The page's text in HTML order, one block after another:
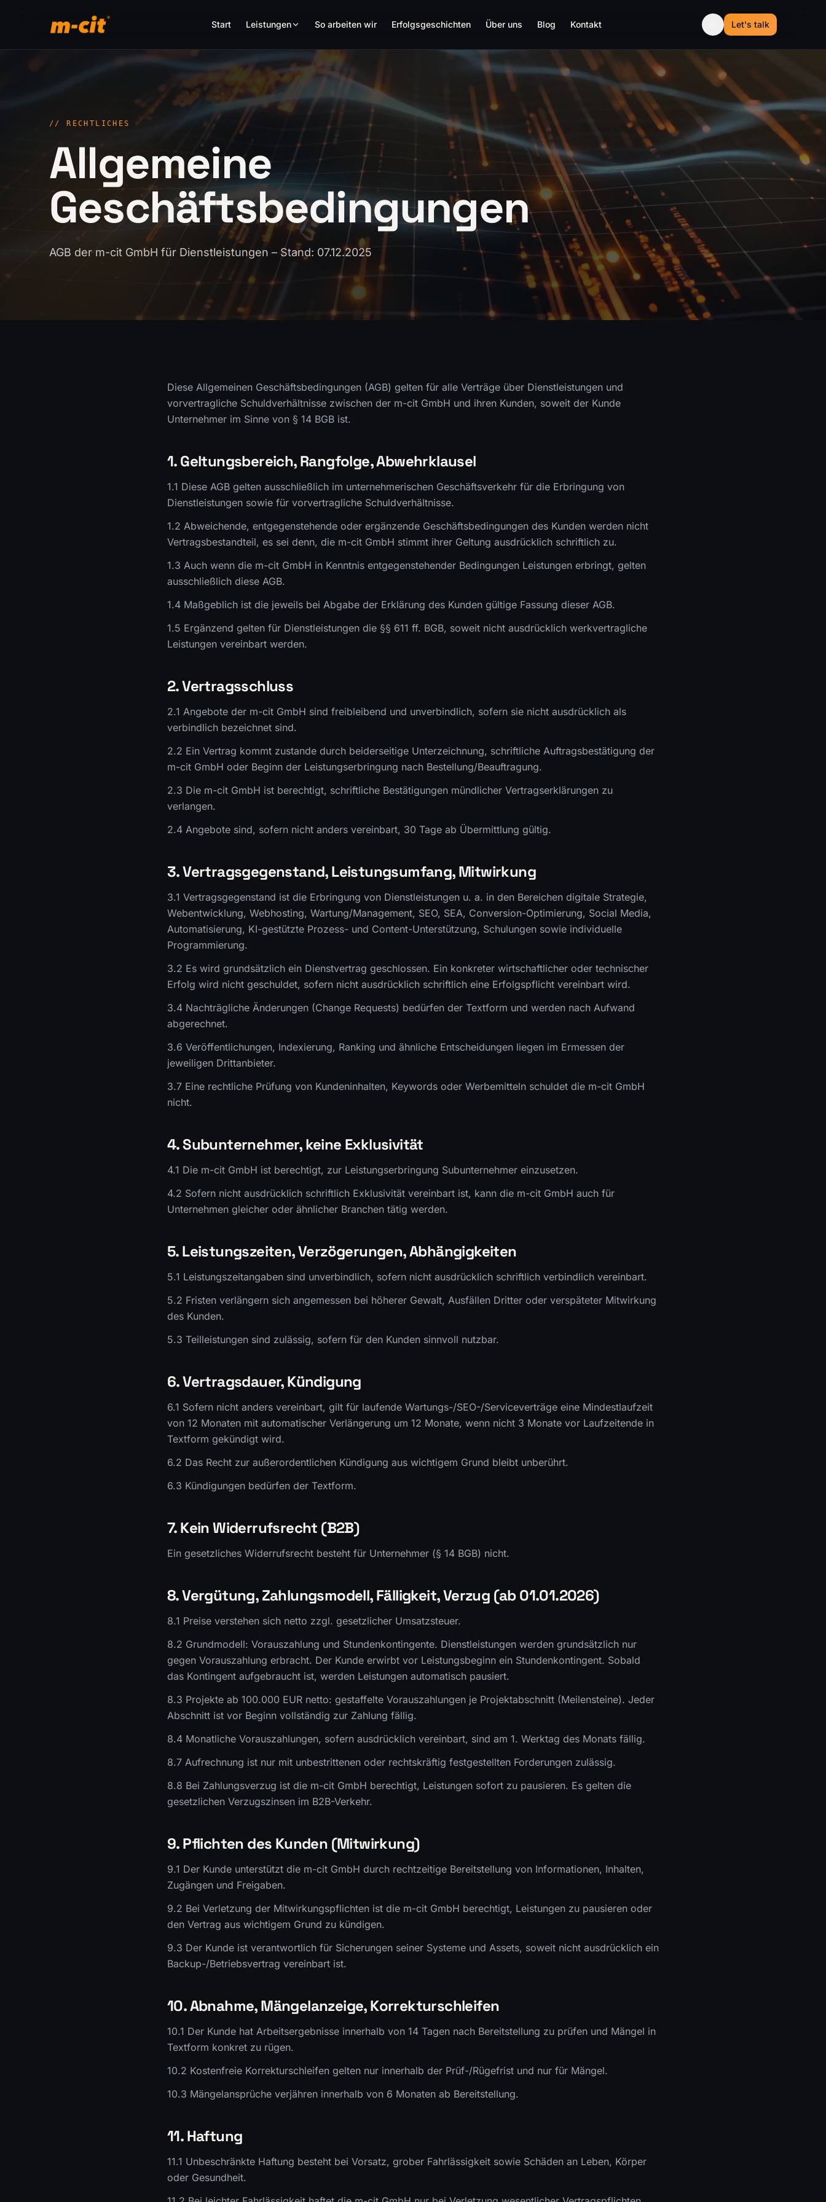
Start Leistungen So arbeiten wir Erfolgsgeschichten Über uns Blog Kontakt Let's talk
// RECHTLICHES
Allgemeine
Geschäftsbedingungen
AGB der m-cit GmbH für Dienstleistungen – Stand: 07.12.2025
Diese Allgemeinen Geschäftsbedingungen (AGB) gelten für alle Verträge über Dienstleistungen und
vorvertragliche Schuldverhältnisse zwischen der m-cit GmbH und ihren Kunden, soweit der Kunde
Unternehmer im Sinne von § 14 BGB ist.
1. Geltungsbereich, Rangfolge, Abwehrklausel
1.1 Diese AGB gelten ausschließlich im unternehmerischen Geschäftsverkehr für die Erbringung von
Dienstleistungen sowie für vorvertragliche Schuldverhältnisse.
1.2 Abweichende, entgegenstehende oder ergänzende Geschäftsbedingungen des Kunden werden nicht
Vertragsbestandteil, es sei denn, die m-cit GmbH stimmt ihrer Geltung ausdrücklich schriftlich zu.
1.3 Auch wenn die m-cit GmbH in Kenntnis entgegenstehender Bedingungen Leistungen erbringt, gelten
ausschließlich diese AGB.
1.4 Maßgeblich ist die jeweils bei Abgabe der Erklärung des Kunden gültige Fassung dieser AGB.
1.5 Ergänzend gelten für Dienstleistungen die §§ 611 ff. BGB, soweit nicht ausdrücklich werkvertragliche
Leistungen vereinbart werden.
2. Vertragsschluss
2.1 Angebote der m-cit GmbH sind freibleibend und unverbindlich, sofern sie nicht ausdrücklich als
verbindlich bezeichnet sind.
2.2 Ein Vertrag kommt zustande durch beiderseitige Unterzeichnung, schriftliche Auftragsbestätigung der
m-cit GmbH oder Beginn der Leistungserbringung nach Bestellung/Beauftragung.
2.3 Die m-cit GmbH ist berechtigt, schriftliche Bestätigungen mündlicher Vertragserklärungen zu
verlangen.
2.4 Angebote sind, sofern nicht anders vereinbart, 30 Tage ab Übermittlung gültig.
3. Vertragsgegenstand, Leistungsumfang, Mitwirkung
3.1 Vertragsgegenstand ist die Erbringung von Dienstleistungen u. a. in den Bereichen digitale Strategie,
Webentwicklung, Webhosting, Wartung/Management, SEO, SEA, Conversion-Optimierung, Social Media,
Automatisierung, KI-gestützte Prozess- und Content-Unterstützung, Schulungen sowie individuelle
Programmierung.
3.2 Es wird grundsätzlich ein Dienstvertrag geschlossen. Ein konkreter wirtschaftlicher oder technischer
Erfolg wird nicht geschuldet, sofern nicht ausdrücklich schriftlich eine Erfolgspflicht vereinbart wird.
3.4 Nachträgliche Änderungen (Change Requests) bedürfen der Textform und werden nach Aufwand
abgerechnet.
3.6 Veröffentlichungen, Indexierung, Ranking und ähnliche Entscheidungen liegen im Ermessen der
jeweiligen Drittanbieter.
3.7 Eine rechtliche Prüfung von Kundeninhalten, Keywords oder Werbemitteln schuldet die m-cit GmbH
nicht.
4. Subunternehmer, keine Exklusivität
4.1 Die m-cit GmbH ist berechtigt, zur Leistungserbringung Subunternehmer einzusetzen.
4.2 Sofern nicht ausdrücklich schriftlich Exklusivität vereinbart ist, kann die m-cit GmbH auch für
Unternehmen gleicher oder ähnlicher Branchen tätig werden.
5. Leistungszeiten, Verzögerungen, Abhängigkeiten
5.1 Leistungszeitangaben sind unverbindlich, sofern nicht ausdrücklich schriftlich verbindlich vereinbart.
5.2 Fristen verlängern sich angemessen bei höherer Gewalt, Ausfällen Dritter oder verspäteter Mitwirkung
des Kunden.
5.3 Teilleistungen sind zulässig, sofern für den Kunden sinnvoll nutzbar.
6. Vertragsdauer, Kündigung
6.1 Sofern nicht anders vereinbart, gilt für laufende Wartungs-/SEO-/Serviceverträge eine Mindestlaufzeit
von 12 Monaten mit automatischer Verlängerung um 12 Monate, wenn nicht 3 Monate vor Laufzeitende in
Textform gekündigt wird.
6.2 Das Recht zur außerordentlichen Kündigung aus wichtigem Grund bleibt unberührt.
6.3 Kündigungen bedürfen der Textform.
7. Kein Widerrufsrecht (B2B)
Ein gesetzliches Widerrufsrecht besteht für Unternehmer (§ 14 BGB) nicht.
8. Vergütung, Zahlungsmodell, Fälligkeit, Verzug (ab 01.01.2026)
8.1 Preise verstehen sich netto zzgl. gesetzlicher Umsatzsteuer.
8.2 Grundmodell: Vorauszahlung und Stundenkontingente. Dienstleistungen werden grundsätzlich nur
gegen Vorauszahlung erbracht. Der Kunde erwirbt vor Leistungsbeginn ein Stundenkontingent. Sobald
das Kontingent aufgebraucht ist, werden Leistungen automatisch pausiert.
8.3 Projekte ab 100.000 EUR netto: gestaffelte Vorauszahlungen je Projektabschnitt (Meilensteine). Jeder
Abschnitt ist vor Beginn vollständig zur Zahlung fällig.
8.4 Monatliche Vorauszahlungen, sofern ausdrücklich vereinbart, sind am 1. Werktag des Monats fällig.
8.7 Aufrechnung ist nur mit unbestrittenen oder rechtskräftig festgestellten Forderungen zulässig.
8.8 Bei Zahlungsverzug ist die m-cit GmbH berechtigt, Leistungen sofort zu pausieren. Es gelten die
gesetzlichen Verzugszinsen im B2B-Verkehr.
9. Pflichten des Kunden (Mitwirkung)
9.1 Der Kunde unterstützt die m-cit GmbH durch rechtzeitige Bereitstellung von Informationen, Inhalten,
Zugängen und Freigaben.
9.2 Bei Verletzung der Mitwirkungspflichten ist die m-cit GmbH berechtigt, Leistungen zu pausieren oder
den Vertrag aus wichtigem Grund zu kündigen.
9.3 Der Kunde ist verantwortlich für Sicherungen seiner Systeme und Assets, soweit nicht ausdrücklich ein
Backup-/Betriebsvertrag vereinbart ist.
10. Abnahme, Mängelanzeige, Korrekturschleifen
10.1 Der Kunde hat Arbeitsergebnisse innerhalb von 14 Tagen nach Bereitstellung zu prüfen und Mängel in
Textform konkret zu rügen.
10.2 Kostenfreie Korrekturschleifen gelten nur innerhalb der Prüf-/Rügefrist und nur für Mängel.
10.3 Mängelansprüche verjähren innerhalb von 6 Monaten ab Bereitstellung.
11. Haftung
11.1 Unbeschränkte Haftung besteht bei Vorsatz, grober Fahrlässigkeit sowie Schäden an Leben, Körper
oder Gesundheit.